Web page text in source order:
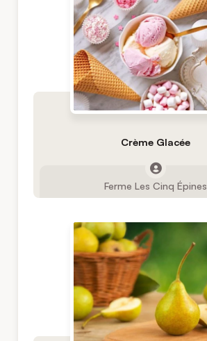
Crème Glacée
Ferme Les Cinq Épines